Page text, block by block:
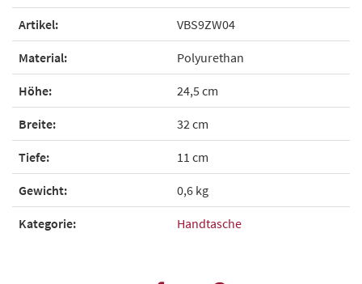
Artikel: VBS9ZW04
Material: Polyurethan
Höhe: 24,5 cm
Breite: 32 cm
Tiefe: 11 cm
Gewicht: 0,6 kg
Kategorie: Handtasche